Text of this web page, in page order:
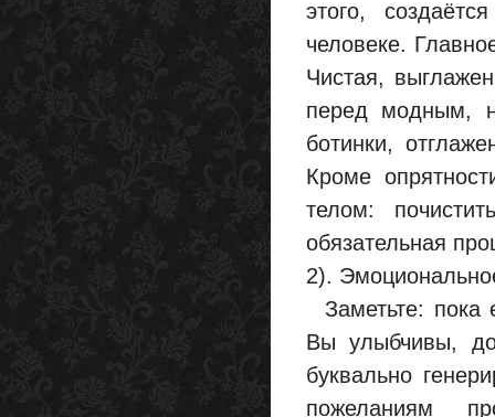
этого,
человеке.
Чистая,
перед модным,
ботинки,
Кроме
телом:
обязательная
2).
Заметьте: пока
Вы улыбчивы,
буквально
пожеланиям